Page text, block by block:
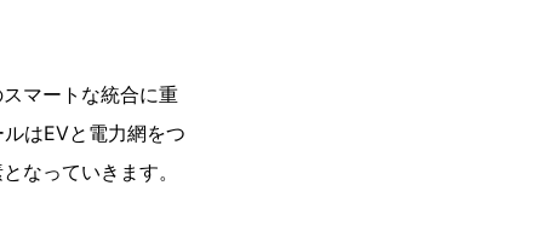
マートな統合に重
はEVと電力網をつ
なっていきます。